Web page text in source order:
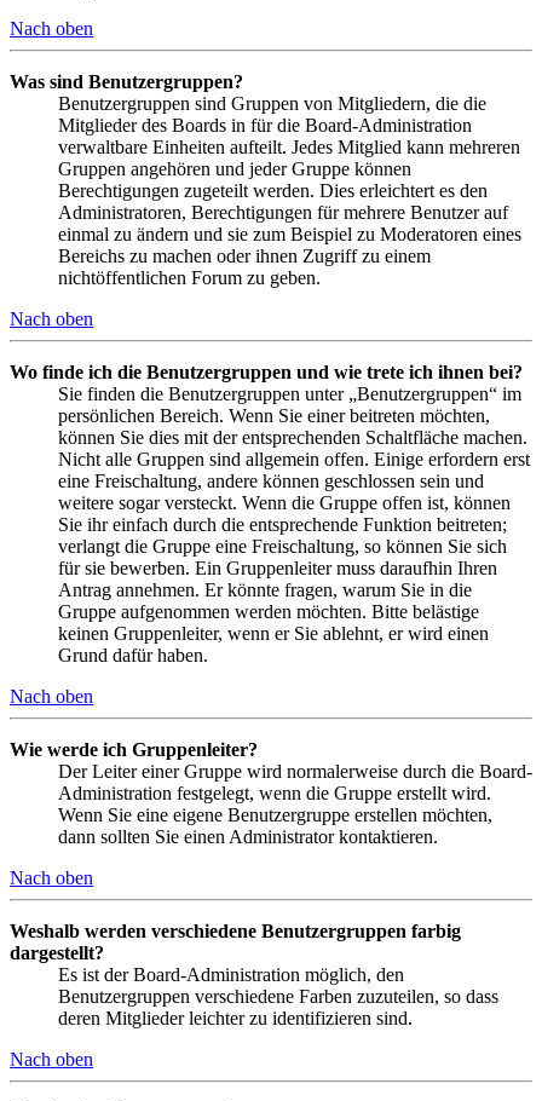
Nach oben
Was sind Benutzergruppen?
Benutzergruppen sind Gruppen von Mitgliedern, die die
Mitglieder des Boards in für die Board-Administration
verwaltbare Einheiten aufteilt. Jedes Mitglied kann mehreren
Gruppen angehören und jeder Gruppe können
Berechtigungen zugeteilt werden. Dies erleichtert es den
Administratoren, Berechtigungen für mehrere Benutzer auf
einmal zu ändern und sie zum Beispiel zu Moderatoren eines
Bereichs zu machen oder ihnen Zugriff zu einem
nichtöffentlichen Forum zu geben.
Nach oben
Wo finde ich die Benutzergruppen und wie trete ich ihnen bei?
Sie finden die Benutzergruppen unter „Benutzergruppen“ im
persönlichen Bereich. Wenn Sie einer beitreten möchten,
können Sie dies mit der entsprechenden Schaltfläche machen.
Nicht alle Gruppen sind allgemein offen. Einige erfordern erst
eine Freischaltung, andere können geschlossen sein und
weitere sogar versteckt. Wenn die Gruppe offen ist, können
Sie ihr einfach durch die entsprechende Funktion beitreten;
verlangt die Gruppe eine Freischaltung, so können Sie sich
für sie bewerben. Ein Gruppenleiter muss daraufhin Ihren
Antrag annehmen. Er könnte fragen, warum Sie in die
Gruppe aufgenommen werden möchten. Bitte belästige
keinen Gruppenleiter, wenn er Sie ablehnt, er wird einen
Grund dafür haben.
Nach oben
Wie werde ich Gruppenleiter?
Der Leiter einer Gruppe wird normalerweise durch die Board-
Administration festgelegt, wenn die Gruppe erstellt wird.
Wenn Sie eine eigene Benutzergruppe erstellen möchten,
dann sollten Sie einen Administrator kontaktieren.
Nach oben
Weshalb werden verschiedene Benutzergruppen farbig
dargestellt?
Es ist der Board-Administration möglich, den
Benutzergruppen verschiedene Farben zuzuteilen, so dass
deren Mitglieder leichter zu identifizieren sind.
Nach oben